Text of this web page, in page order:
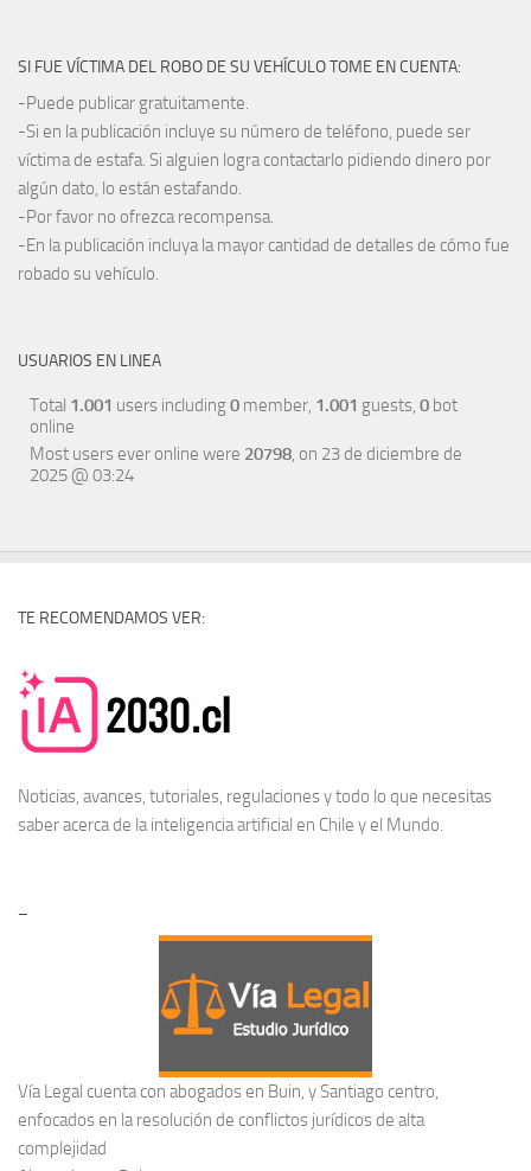
SI FUE VÍCTIMA DEL ROBO DE SU VEHÍCULO TOME EN CUENTA:
-Puede publicar gratuitamente.
-Si en la publicación incluye su número de teléfono, puede ser
víctima de estafa. Si alguien logra contactarlo pidiendo dinero por
algún dato, lo están estafando.
-Por favor no ofrezca recompensa.
-En la publicación incluya la mayor cantidad de detalles de cómo fue
robado su vehículo.
USUARIOS EN LINEA
Total 1.001 users including0 member, 1.001 guests, 0 bot
online
Most users ever online were 20798, on 23 de diciembre de
2025 @ 03:24
TE RECOMENDAMOS VER:
Noticias, avances, tutoriales, regulaciones y todo lo que necesitas
saber acerca de lainteligencia artificial en Chile y el Mundo.
–
Vía Legal cuenta con abogados en Buin, y Santiago centro,
enfocados en la resolución de conflictos jurídicos de alta
complejidad